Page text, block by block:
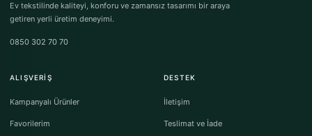
Ev tekstilinde kaliteyi, konforu ve zamansız tasarımı bir araya
getiren yerli üretim deneyimi.
0850 302 70 70
ALIŞVERIŞ
Kampanyalı Ürünler
Favorilerim
DESTEK
İletişim
Teslimat ve İade